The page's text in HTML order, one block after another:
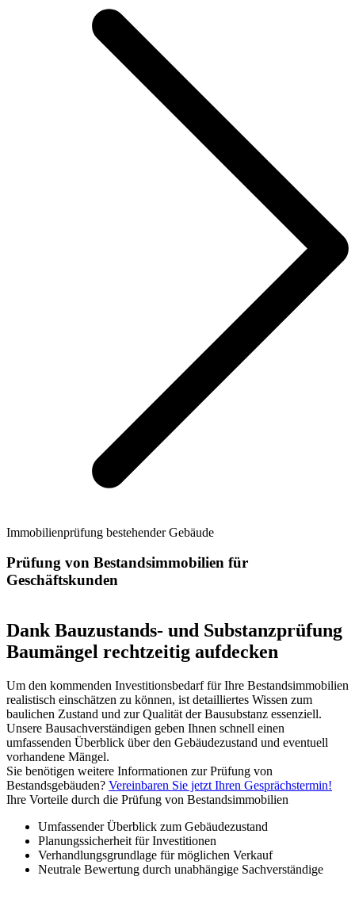
Immobilienprüfung bestehender Gebäude
Prüfung von Bestandsimmobilien für
Geschäftskunden
Dank Bauzustands- und Substanzprüfung
Baumängel rechtzeitig aufdecken
Um den kommenden Investitionsbedarf für Ihre Bestandsimmobilien
realistisch einschätzen zu können, ist detailliertes Wissen zum
baulichen Zustand und zur Qualität der Bausubstanz essenziell.
Unsere Bausachverständigen geben Ihnen schnell einen
umfassenden Überblick über den Gebäudezustand und eventuell
vorhandene Mängel.
Sie benötigen weitere Informationen zur Prüfung von
Bestandsgebäuden? Vereinbaren Sie jetzt Ihren Gesprächstermin!
Ihre Vorteile durch die Prüfung von Bestandsimmobilien
Umfassender Überblick zum Gebäudezustand
Planungssicherheit für Investitionen
Verhandlungsgrundlage für möglichen Verkauf
Neutrale Bewertung durch unabhängige Sachverständige